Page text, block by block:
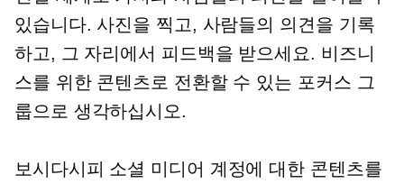
있습니다. 사진을 찍고, 사람들의 의견을 기록
하고, 그 자리에서 피드백을 받으세요. 비즈니
스를 위한 콘텐츠로 전환할 수 있는 포커스 그
룹으로 생각하십시오.
보시다시피 소셜 미디어 계정에 대한 콘텐츠를